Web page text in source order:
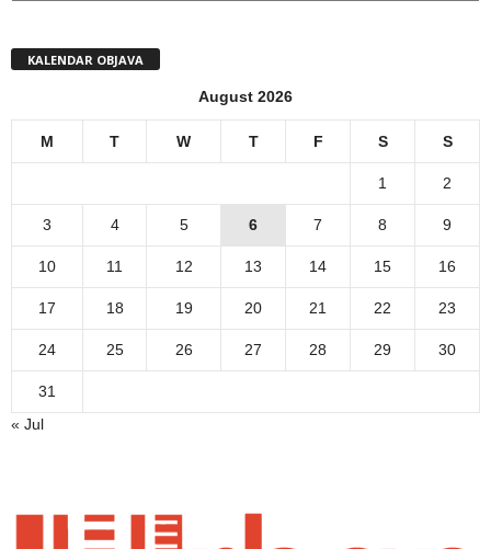
KALENDAR OBJAVA
August 2026
M T W T F S S
1 2
3 4 5 6 7 8 9
10 11 12 13 14 15 16
17 18 19 20 21 22 23
24 25 26 27 28 29 30
31
« Jul